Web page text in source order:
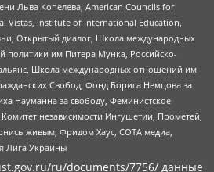
Льва Копелева, American Councils for
Vistas, Institute of International Education,
Открытый диалог, Школа международных
политики им Питера Мунка, Российско-
Школа международных отношений им
Свобод, Фонд Бориса Немцова за
Науманна за свободу, Феминистское
независимости Ингушетии, Прометей,
живым, Фридом Хаус, СОТА медиа,
Лига Украины
ru/documents/7756/ данные